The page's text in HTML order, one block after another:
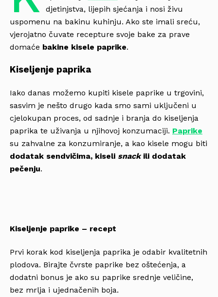
djetinjstva, lijepih sjećanja i nosi živu
uspomenu na bakinu kuhinju. Ako ste imali sreću,
vjerojatno čuvate recepture svoje bake za prave
domaće bakine kisele paprike.
Kiseljenje paprika
Iako danas možemo kupiti kisele paprike u trgovini,
sasvim je nešto drugo kada smo sami uključeni u
cjelokupan proces, od sadnje i branja do kiseljenja
paprika te uživanja u njihovoj konzumaciji. Paprike
su zahvalne za konzumiranje, a kao kisele mogu biti
dodatak sendvičima, kiseli snack ili dodatak
pečenju.
Kiseljenje paprike – recept
Prvi korak kod kiseljenja paprika je odabir kvalitetnih
plodova. Birajte čvrste paprike bez oštećenja, a
dodatni bonus je ako su paprike srednje veličine,
bez mrlja i ujednačenih boja.